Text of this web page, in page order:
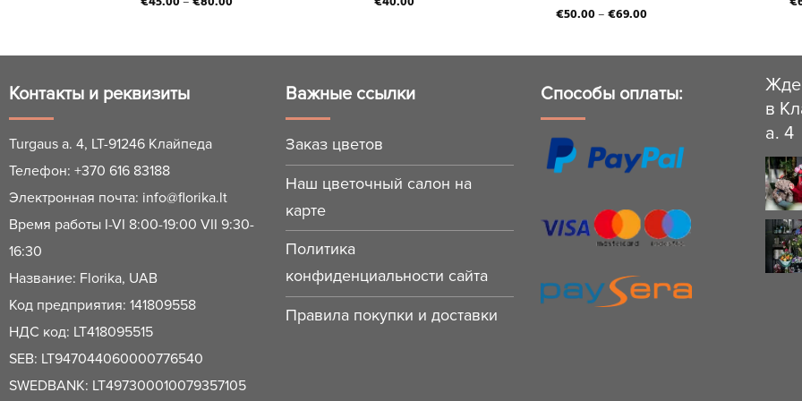
€50.00– €69.00
Контакты и реквизиты
Turgaus a. 4, LT-91246 Клайпеда
Телефон: +370 616 83188
Электронная почта: info@florika.lt
Время работы I-VI 8:00-19:00 VII 9:30-
16:30
Название: Florika, UAB
Код предприятия: 141809558
НДС код: LT418095515
SEB: LT947044060000776540
SWEDBANK: LT497300010079357105
Важные ссылки
Заказ цветов
Наш цветочный салон на
карте
Политика
конфиденциальности сайта
Правила покупки и доставки
Способы оплаты:
в
a. 4